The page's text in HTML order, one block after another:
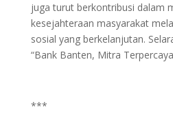
juga turut berkontribusi dalam
kesejahteraan masyarakat
sosial yang berkelanjutan.
“Bank Banten, Mitra
***